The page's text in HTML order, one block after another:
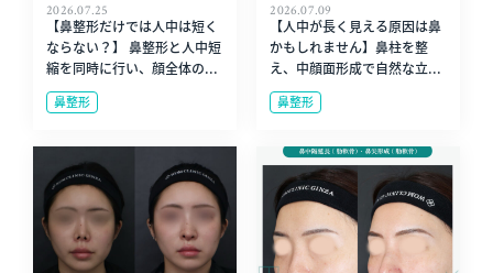
2026.07.25
【鼻整形だけでは人中は短く
ならない？】 鼻整形と人中短
縮を同時に行い、顔全体の...
鼻整形
2026.07.09
【人中が長く見える原因は鼻
かもしれません】鼻柱を整
え、中顔面形成で自然な立...
鼻整形